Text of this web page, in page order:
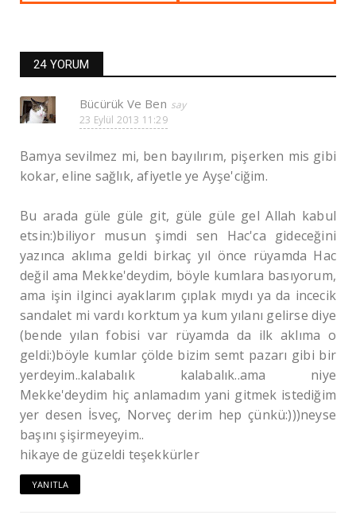
24 YORUM
Bücürük Ve Ben
23 Eylül 2013 11:29
Bamya sevilmez mi, ben bayılırım, pişerken mis gibi
kokar, eline sağlık, afiyetle ye Ayşe'ciğim.
Bu arada güle güle git, güle güle gel Allah kabul
etsin:)biliyor musun şimdi sen Hac'ca gideceğini
yazınca aklıma geldi birkaç yıl önce rüyamda Hac
değil ama Mekke'deydim, böyle kumlara basıyorum,
ama işin ilginci ayaklarım çıplak mıydı ya da incecik
sandalet mi vardı korktum ya kum yılanı gelirse diye
(bende yılan fobisi var rüyamda da ilk aklıma o
geldi:)böyle kumlar çölde bizim semt pazarı gibi bir
yerdeyim..kalabalık kalabalık..ama niye
Mekke'deydim hiç anlamadım yani gitmek istediğim
yer desen İsveç, Norveç derim hep çünkü:)))neyse
başını şişirmeyeyim..
hikaye de güzeldi teşekkürler
YANITLA